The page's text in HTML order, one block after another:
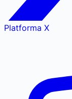
Platforma X